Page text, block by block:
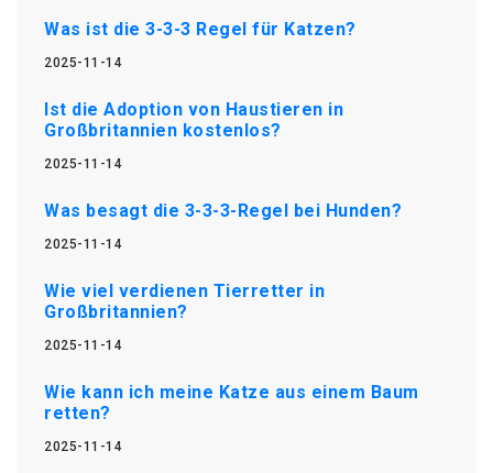
Was ist die 3-3-3 Regel für Katzen?
2025-11-14
Ist die Adoption von Haustieren in
Großbritannien kostenlos?
2025-11-14
Was besagt die 3-3-3-Regel bei Hunden?
2025-11-14
Wie viel verdienen Tierretter in
Großbritannien?
2025-11-14
Wie kann ich meine Katze aus einem Baum
retten?
2025-11-14